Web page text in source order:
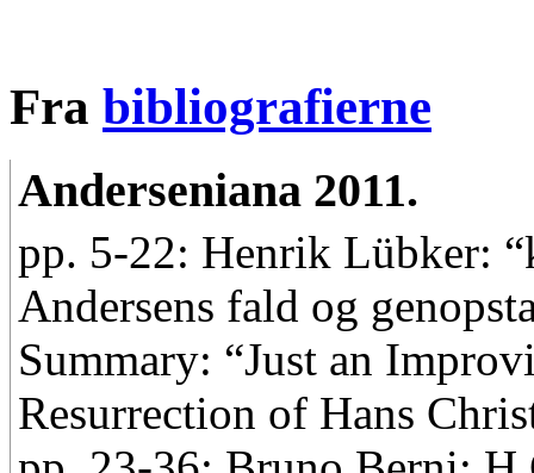
Fra bibliografierne
Anderseniana 2011.
pp. 5-22: Henrik Lübker:
Andersens fald og
Summary: “Just an
Resurrection of Hans